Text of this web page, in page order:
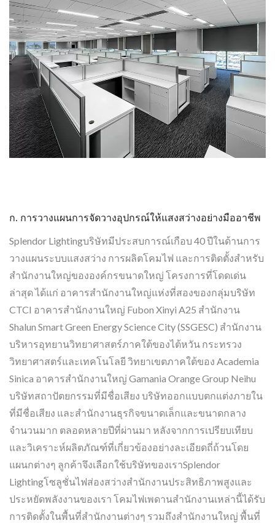
ก. การวางแผนการจัดวางอุปกรณ์ให้แสงสว่างอย่างมืออาชีพ
Splendor Lightingบริษัทมีประสบการณ์เกือบ 40 ปีในด้านการ
วางแผนระบบแสงสว่าง การผลิตโคมไฟ และการติดตั้งสำหรับ
สำนักงานใหญ่ขององค์กรขนาดใหญ่ โครงการที่โดดเด่น
ล่าสุด ได้แก่ อาคารสำนักงานใหญ่แห่งที่สองของกลุ่มบริษัท
CTCI อาคารสำนักงานใหญ่ Fubon Xinyi A25 สำนักงาน
Shalun Smart Green Energy Science City (SSGESC) สำนักงาน
บริหารอุทยานวิทยาศาสตร์ภาคใต้ของไต้หวัน กระทรวง
วิทยาศาสตร์และเทคโนโลยี วิทยาเขตภาคใต้ของ Academia
Sinica อาคารสำนักงานใหญ่ Gamania Orange Group Neihu
บริษัทสถาปัตยกรรมที่มีชื่อเสียง บริษัทออกแบบตกแต่งภายใน
ที่มีชื่อเสียง และสำนักงานธุรกิจขนาดเล็กและขนาดกลาง
จำนวนมาก ตลอดหลายปีที่ผ่านมา หลังจากการเปรียบเทียบ
และวิเคราะห์ผลิตภัณฑ์ที่เกี่ยวข้องอย่างละเอียดถี่ถ้วนโดย
แผนกต่างๆ ลูกค้าจึงเลือกใช้บริษัทของเราSplendor
Lightingโซลูชั่นไฟส่องสว่างสำนักงานประสิทธิภาพสูงและ
ประหยัดพลังงานของเรา โคมไฟเพดานสำนักงานเหล่านี้ได้รับ
การติดตั้งในพื้นที่สำนักงานต่างๆ รวมถึงสำนักงานใหญ่ พื้นที่